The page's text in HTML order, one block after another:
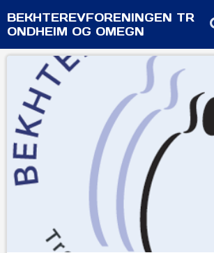
BEKHTEREVFORENINGEN TR
ONDHEIM OG OMEGN